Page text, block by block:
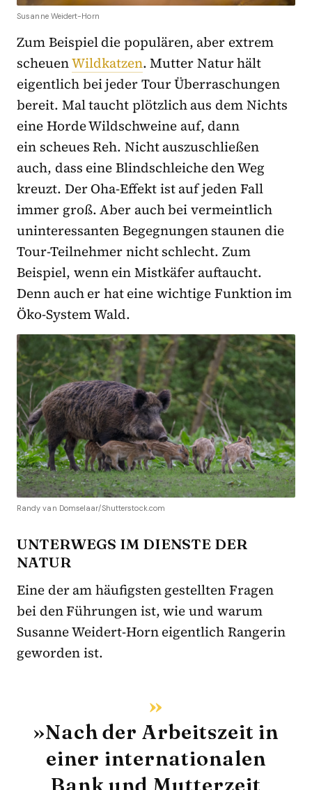
Susanne Weidert-Horn
Zum Beispiel die populären, aber extrem
scheuenWildkatzen. Mutter Natur hält
eigentlich bei jeder Tour Überraschungen
bereit. Mal taucht plötzlich aus dem Nichts
eine Horde Wildschweine auf, dann
ein scheues Reh. Nicht auszuschließen
auch, dass eine Blindschleiche den Weg
kreuzt. Der Oha-Effekt ist auf jeden Fall
immer groß. Aber auch bei vermeintlich
uninteressanten Begegnungen staunen die
Tour-Teilnehmer nicht schlecht. Zum
Beispiel, wenn ein Mistkäfer auftaucht.
Denn auch er hat eine wichtige Funktion im
Öko-System Wald.
Randy van Domselaar/Shutterstock.com
UNTERWEGS IM DIENSTE DER
NATUR
Eine der am häufigsten gestellten Fragen
bei den Führungen ist, wie und warum
Susanne Weidert-Horn eigentlich Rangerin
geworden ist.
»Nach der Arbeitszeit in
einer internationalen
Bank und Mutterzeit